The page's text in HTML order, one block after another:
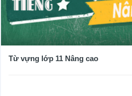
Từ vựng lớp 11 Nâng cao